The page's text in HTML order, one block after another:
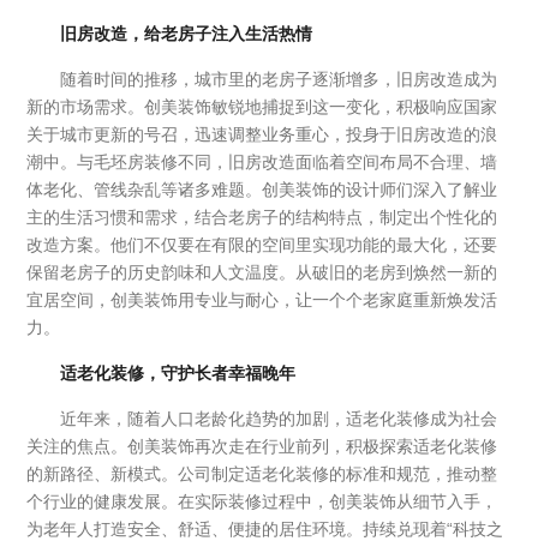
旧房改造，给老房子注入生活热情
随着时间的推移，城市里的老房子逐渐增多，旧房改造成为
新的市场需求。创美装饰敏锐地捕捉到这一变化，积极响应国家
关于城市更新的号召，迅速调整业务重心，投身于旧房改造的浪
潮中。与毛坯房装修不同，旧房改造面临着空间布局不合理、墙
体老化、管线杂乱等诸多难题。创美装饰的设计师们深入了解业
主的生活习惯和需求，结合老房子的结构特点，制定出个性化的
改造方案。他们不仅要在有限的空间里实现功能的最大化，还要
保留老房子的历史韵味和人文温度。从破旧的老房到焕然一新的
宜居空间，创美装饰用专业与耐心，让一个个老家庭重新焕发活
力。
适老化装修，守护长者幸福晚年
近年来，随着人口老龄化趋势的加剧，适老化装修成为社会
关注的焦点。创美装饰再次走在行业前列，积极探索适老化装修
的新路径、新模式。公司制定适老化装修的标准和规范，推动整
个行业的健康发展。在实际装修过程中，创美装饰从细节入手，
为老年人打造安全、舒适、便捷的居住环境。持续兑现着“科技之